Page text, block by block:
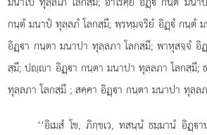
กนฺตํ มนาปํ ทุลฺลภํ โลกสฺมึ; พฺรหฺมจริยํ อิฏฺํ กนฺตํ
อิฏฺา กนฺตา มนาปา ทุลฺลภา โลกสฺมึ; พาหุสจฺจํ
สฺมึ; ปฺา อิฏฺา กนฺตา มนาปา ทุลฺลภา โลกสฺมึ;
ทุลฺลภา โลกสฺมึ; สคฺคา อิฏฺา กนฺตา มนาปา ทุลฺล
‘‘อิเมสํโข, ภิกฺขเว, ทสนฺนํ ธมฺมานํ อิฏฺ